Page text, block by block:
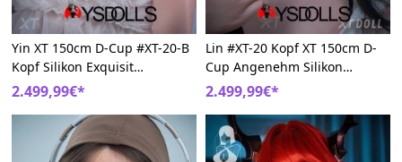
Yin XT 150cm D-Cup #XT-20-B
Kopf Silikon Exquisit
Lebensgroße Sexpuppen
2.499,99€*
Lin #XT-20 Kopf XT 150cm D-
Cup Angenehm Silikon
Asiatische Sex Puppe
2.499,99€*